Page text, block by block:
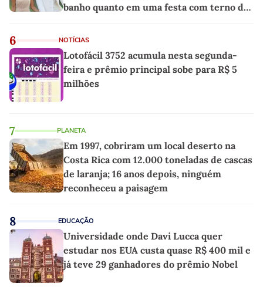
banho quanto em uma festa com terno de
6 NOTÍCIAS
Lotofácil 3752 acumula nesta segunda-
feira e prêmio principal sobe para R$ 5
milhões
7 PLANETA
Em 1997, cobriram um local deserto na
Costa Rica com 12.000 toneladas de cascas
de laranja; 16 anos depois, ninguém
reconheceu a paisagem
8 EDUCAÇÃO
Universidade onde Davi Lucca quer
estudar nos EUA custa quase R$ 400 mil e
já teve 29 ganhadores do prêmio Nobel